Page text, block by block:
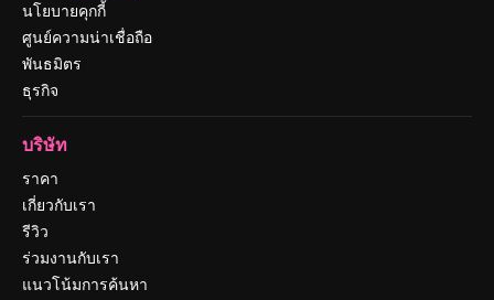
นโยบายคุกกี้
ศูนย์ความน่าเชื่อถือ
พันธมิตร
ธุรกิจ
บริษัท
ราคา
เกี่ยวกับเรา
รีวิว
ร่วมงานกับเรา
แนวโน้มการค้นหา